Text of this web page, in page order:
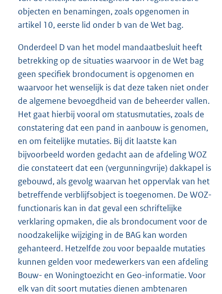
objecten en benamingen, zoals opgenomen in
artikel 10, eerste lid onder b van de Wet bag.
Onderdeel D van het model mandaatbesluit heeft
betrekking op de situaties waarvoor in de Wet bag
geen specifiek brondocument is opgenomen en
waarvoor het wenselijk is dat deze taken niet onder
de algemene bevoegdheid van de beheerder vallen.
Het gaat hierbij vooral om statusmutaties, zoals de
constatering dat een pand in aanbouw is genomen,
en om feitelijke mutaties. Bij dit laatste kan
bijvoorbeeld worden gedacht aan de afdeling WOZ
die constateert dat een (vergunningvrije) dakkapel is
gebouwd, als gevolg waarvan het oppervlak van het
betreffende verblijfsobject is toegenomen. De WOZ-
functionaris kan in dat geval een schriftelijke
verklaring opmaken, die als brondocument voor de
noodzakelijke wijziging in de BAG kan worden
gehanteerd. Hetzelfde zou voor bepaalde mutaties
kunnen gelden voor medewerkers van een afdeling
Bouw- en Woningtoezicht en Geo-informatie. Voor
elk van dit soort mutaties dienen ambtenaren